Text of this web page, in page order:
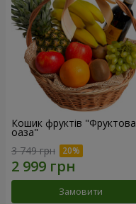
Кошик фруктів "Фруктова
оаза"
3 749 грн
Замовити